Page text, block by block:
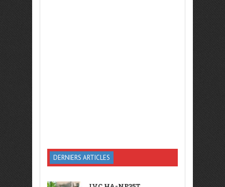
DERNIERS ARTICLES